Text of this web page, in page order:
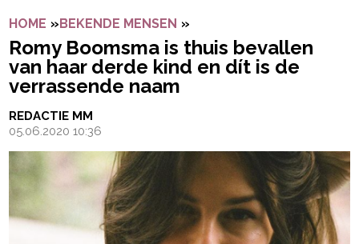
HOME »BEKENDE MENSEN »
Romy Boomsma is thuis bevallen
van haar derde kind en dít is de
verrassende naam
REDACTIE MM
05.06.2020 10:36